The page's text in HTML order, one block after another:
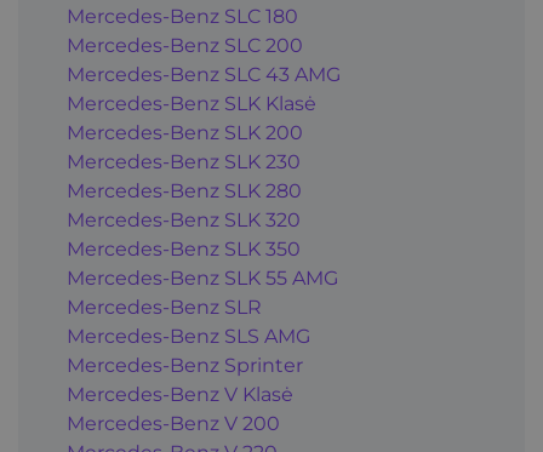
Mercedes-Benz SLC 180
Mercedes-Benz SLC 200
Mercedes-Benz SLC 43 AMG
Mercedes-Benz SLK Klasė
Mercedes-Benz SLK 200
Mercedes-Benz SLK 230
Mercedes-Benz SLK 280
Mercedes-Benz SLK 320
Mercedes-Benz SLK 350
Mercedes-Benz SLK 55 AMG
Mercedes-Benz SLR
Mercedes-Benz SLS AMG
Mercedes-Benz Sprinter
Mercedes-Benz V Klasė
Mercedes-Benz V 200